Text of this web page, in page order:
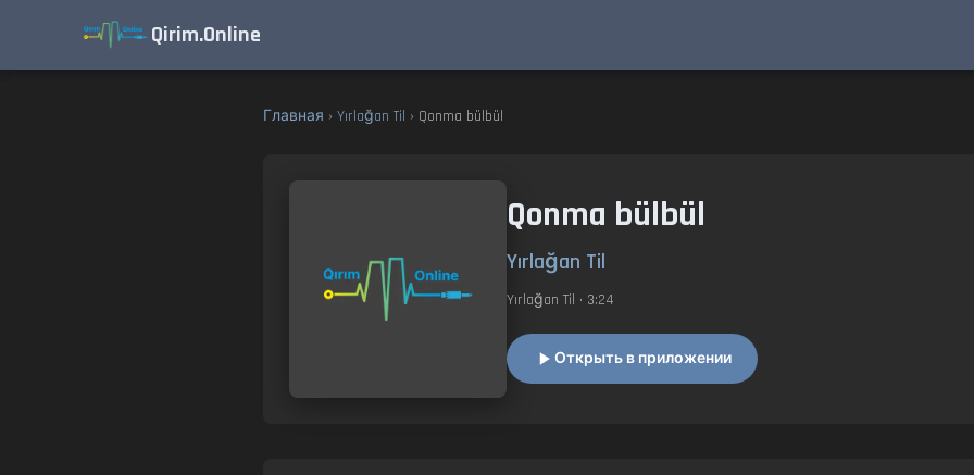
Qirim.Online
Главная › Yırlağan Til › Qonma bülbül
Qonma bülbül
Yırlağan Til
Yırlağan Til • 3:24
Открыть в приложении